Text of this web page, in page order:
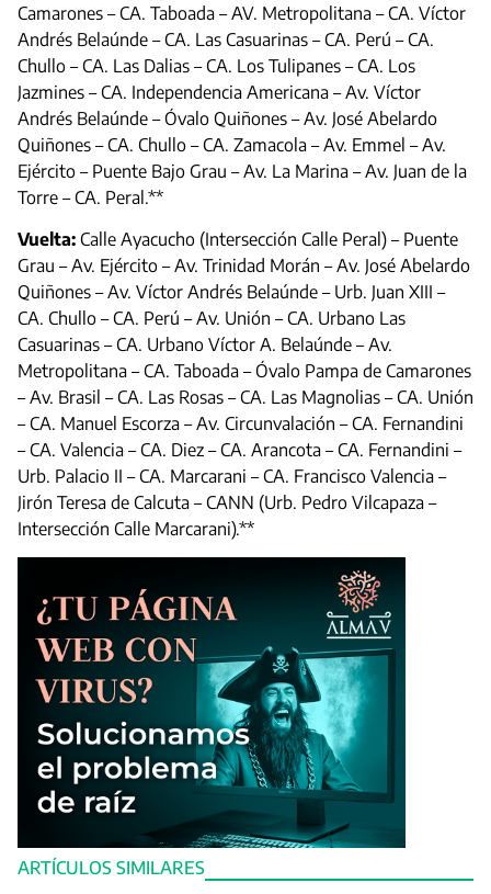
ARTÍCULOS SIMILARES
Camarones – CA. Taboada – AV. Metropolitana – CA. Víctor
Andrés Belaúnde – CA. Las Casuarinas – CA. Perú – CA.
Chullo – CA. Las Dalias – CA. Los Tulipanes – CA. Los
Jazmines – CA. Independencia Americana – Av. Víctor
Andrés Belaúnde – Óvalo Quiñones – Av. José Abelardo
Quiñones – CA. Chullo – CA. Zamacola – Av. Emmel – Av.
Ejército – Puente Bajo Grau – Av. La Marina – Av. Juan de la
Torre – CA. Peral.**
Vuelta: Calle Ayacucho (Intersección Calle Peral) – Puente
Grau – Av. Ejército – Av. Trinidad Morán – Av. José Abelardo
Quiñones – Av. Víctor Andrés Belaúnde – Urb. Juan XIII –
CA. Chullo – CA. Perú – Av. Unión – CA. Urbano Las
Casuarinas – CA. Urbano Víctor A. Belaúnde – Av.
Metropolitana – CA. Taboada – Óvalo Pampa de Camarones
– Av. Brasil – CA. Las Rosas – CA. Las Magnolias – CA. Unión
– CA. Manuel Escorza – Av. Circunvalación – CA. Fernandini
– CA. Valencia – CA. Diez – CA. Arancota – CA. Fernandini –
Urb. Palacio II – CA. Marcarani – CA. Francisco Valencia –
Jirón Teresa de Calcuta – CANN (Urb. Pedro Vilcapaza –
Intersección Calle Marcarani).**